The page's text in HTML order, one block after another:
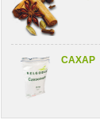
САХАР